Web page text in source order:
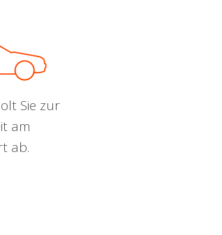
Sie zur
am
ab.